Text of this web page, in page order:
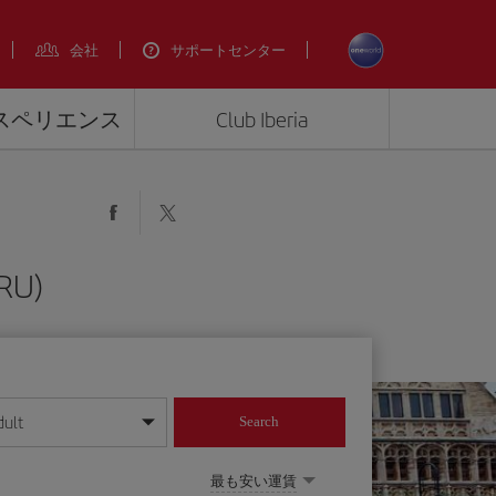
会社 サポートセンター
ペリエンス Club Iberia
ください
Search
最も安い運賃